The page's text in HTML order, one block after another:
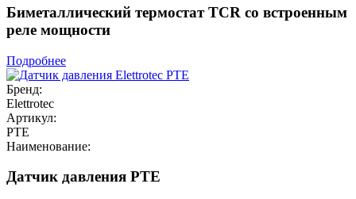
Биметаллический термостат TCR со встроенным
реле мощности
Подробнее
Бренд:
Elettrotec
Артикул:
PTE
Наименование:
Датчик давления PTE